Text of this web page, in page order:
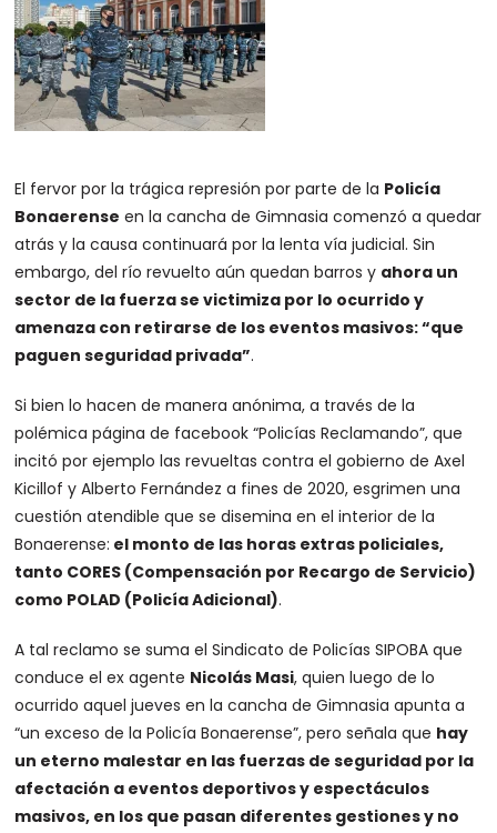
El fervor por la trágica represión por parte de la Policía
Bonaerense en la cancha de Gimnasia comenzó a quedar
atrás y la causa continuará por la lenta vía judicial. Sin
embargo, del río revuelto aún quedan barros y ahora un
sector de la fuerza se victimiza por lo ocurrido y
amenaza con retirarse de los eventos masivos: “que
paguen seguridad privada”.
Si bien lo hacen de manera anónima, a través de la
polémica página de facebook “Policías Reclamando”, que
incitó por ejemplo las revueltas contra el gobierno de Axel
Kicillof y Alberto Fernández a fines de 2020, esgrimen una
cuestión atendible que se disemina en el interior de la
Bonaerense: el monto de las horas extras policiales,
tanto CORES (Compensación por Recargo de Servicio)
como POLAD (Policía Adicional).
A tal reclamo se suma el Sindicato de Policías SIPOBA que
conduce el ex agente Nicolás Masi, quien luego de lo
ocurrido aquel jueves en la cancha de Gimnasia apunta a
“un exceso de la Policía Bonaerense”, pero señala que hay
un eterno malestar en las fuerzas de seguridad por la
afectación a eventos deportivos y espectáculos
masivos, en los que pasan diferentes gestiones y no